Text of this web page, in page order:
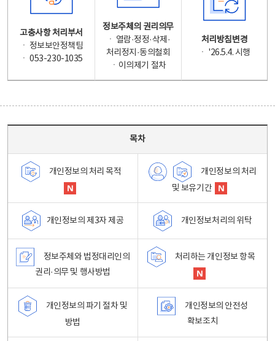
고충사항 처리부서
ㆍ 정보보안정책팀
ㆍ 053-230-1035
정보주체의 권리의무
ㆍ 열람·정정·삭제·
처리정지·동의철회
ㆍ이의제기 절차
처리방침변경
ㆍ '26.5.4. 시행
목차
개인정보의 처리 목적
개인정보의 처리
및 보유기간
개인정보의 제3자 제공 개인정보처리의 위탁
정보주체와 법정대리인의
권리·의무 및 행사방법
처리하는 개인정보 항목
개인정보의 파기 절차 및
방법
개인정보의 안전성
확보조치